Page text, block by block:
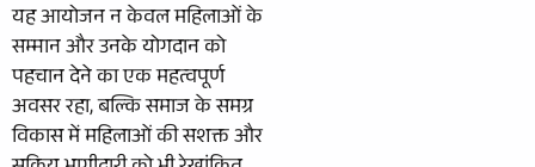
यह आयोजन न केवल महिलाओं के
सम्मान और उनके योगदान को
पहचान देने का एक महत्वपूर्ण
अवसर रहा, बल्कि समाज के समग्र
विकास में महिलाओं की सशक्त और